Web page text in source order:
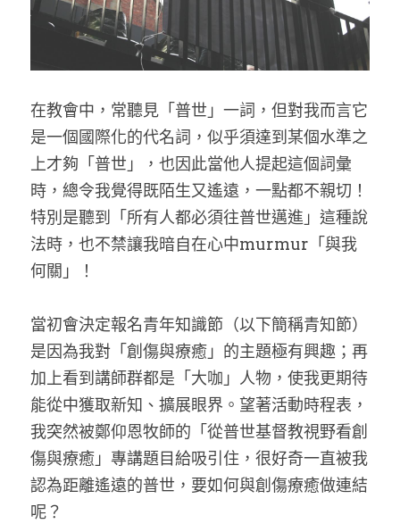
信仰生活
好書櫥窗
家書
在教會中，常聽見「普世」一詞，但對我而言它
是一個國際化的代名詞，似乎須達到某個水準之
上才夠「普世」，也因此當他人提起這個詞彙
時，總令我覺得既陌生又遙遠，一點都不親切！
特別是聽到「所有人都必須往普世邁進」這種說
法時，也不禁讓我暗自在心中murmur「與我
何關」！
當初會決定報名青年知識節（以下簡稱青知節）
是因為我對「創傷與療癒」的主題極有興趣；再
加上看到講師群都是「大咖」人物，使我更期待
能從中獲取新知、擴展眼界。望著活動時程表，
我突然被鄭仰恩牧師的「從普世基督教視野看創
傷與療癒」專講題目給吸引住，很好奇一直被我
認為距離遙遠的普世，要如何與創傷療癒做連結
呢？